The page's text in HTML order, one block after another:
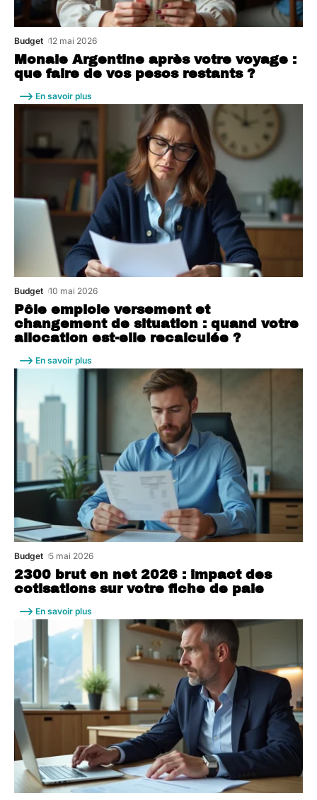
Monaie Argentine après votre voyage :
que faire de vos pesos restants ?
Budget 12 mai 2026
En savoir plus
Pôle emploie versement et
changement de situation : quand votre
allocation est-elle recalculée ?
Budget 10 mai 2026
En savoir plus
2300 brut en net 2026 : impact des
cotisations sur votre fiche de paie
Budget 5 mai 2026
En savoir plus